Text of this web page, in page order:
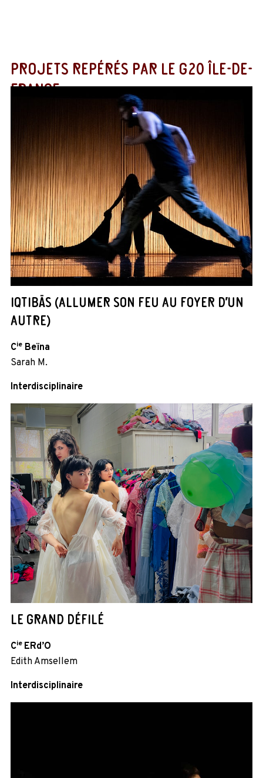
PROJETS REPÉRÉS PAR LE G20 ÎLE-DE-
FRANCE
IQTIBĀS (ALLUMER SON FEU AU FOYER D’UN
AUTRE)
Cie Beïna
Sarah M.
Interdisciplinaire
LE GRAND DÉFILÉ
Cie ERd’O
Edith Amsellem
Interdisciplinaire